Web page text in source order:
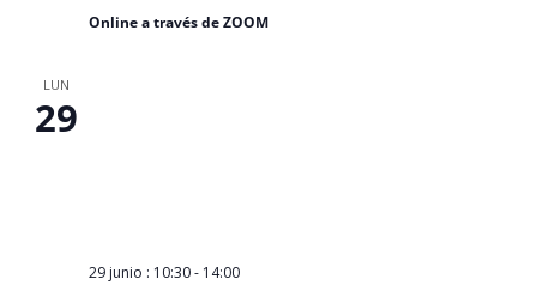
Online a través de ZOOM
LUN
29
29 junio : 10:30- 14:00